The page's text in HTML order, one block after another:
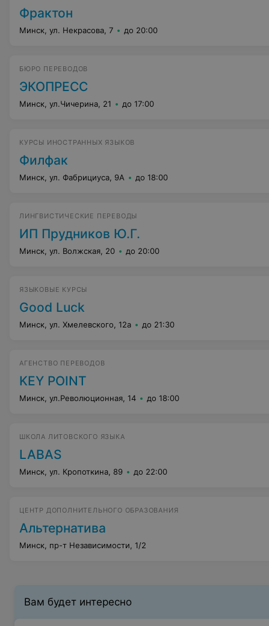
Фрактон
Минск, ул. Некрасова, 7 до 20:00
БЮРО ПЕРЕВОДОВ
ЭКОПРЕСС
Минск, ул.Чичерина, 21 до 17:00
КУРСЫ ИНОСТРАННЫХ ЯЗЫКОВ
Филфак
Минск, ул. Фабрициуса, 9А до 18:00
ЛИНГВИСТИЧЕСКИЕ ПЕРЕВОДЫ
ИП Прудников Ю.Г.
Минск, ул. Волжская, 20 до 20:00
ЯЗЫКОВЫЕ КУРСЫ
Good Luck
Минск, ул. Хмелевского, 12а до 21:30
АГЕНСТВО ПЕРЕВОДОВ
KEY POINT
Минск, ул.Революционная, 14 до 18:00
ШКОЛА ЛИТОВСКОГО ЯЗЫКА
LABAS
Минск, ул. Кропоткина, 89 до 22:00
ЦЕНТР ДОПОЛНИТЕЛЬНОГО ОБРАЗОВАНИЯ
Альтернатива
Минск, пр-т Независимости, 1/2
Вам будет интересно